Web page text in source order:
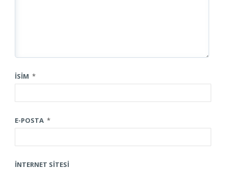
İSIM *
E-POSTA *
İNTERNET SITESI